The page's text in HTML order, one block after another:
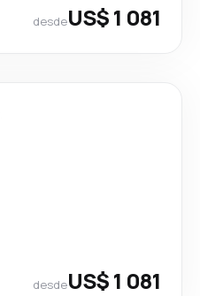
desdeUS$ 1 081
desdeUS$ 1 081